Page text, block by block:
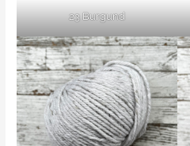
23 Burgund